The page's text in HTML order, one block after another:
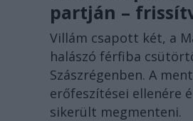
partján –
Villám csapott két, a
halászó férfiba
Szászrégenben. A
erőfeszítései ellenére
sikerült megmenteni.